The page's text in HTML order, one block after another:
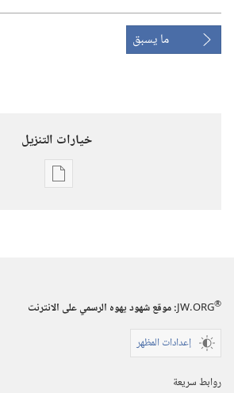
ما يسبق
خيارات التنزيل
خيارات
‎٢٠٠١
JW.ORG®
:‏ موقع شهود يهوه الرسمي على الانترنت
إعدادات المظهر
روابط سريعة